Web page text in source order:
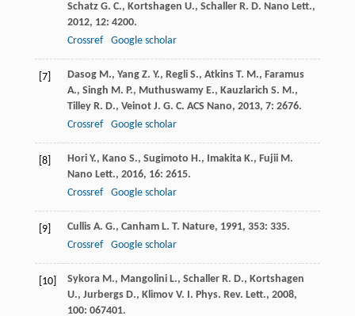
Schatz G. C., Kortshagen U., Schaller R. D. Nano Lett.,
2012, 12: 4200.
Crossref
Google scholar
[7] Dasog M., Yang Z. Y., Regli S., Atkins T. M., Faramus
A., Singh M. P., Muthuswamy E., Kauzlarich S. M.,
Tilley R. D., Veinot J. G. C. ACS Nano, 2013, 7: 2676.
Crossref
Google scholar
[8] Hori Y., Kano S., Sugimoto H., Imakita K., Fujii M.
Nano Lett., 2016, 16: 2615.
Crossref
Google scholar
[9] Cullis A. G., Canham L. T. Nature, 1991, 353: 335.
Crossref
Google scholar
[10] Sykora M., Mangolini L., Schaller R. D., Kortshagen
U., Jurbergs D., Klimov V. I. Phys. Rev. Lett., 2008,
100: 067401.